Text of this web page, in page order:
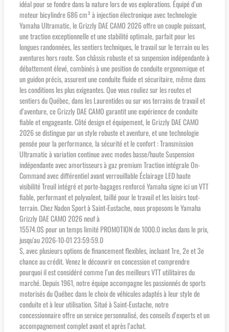
idéal pour se fondre dans la nature lors de vos explorations. Équipé d’un
moteur bicylindre 686 cm³ à injection électronique avec technologie
Yamaha Ultramatic, le Grizzly DAE CAMO 2026 offre un couple puissant,
une traction exceptionnelle et une stabilité optimale, parfait pour les
longues randonnées, les sentiers techniques, le travail sur le terrain ou les
aventures hors route. Son châssis robuste et sa suspension indépendante à
débattement élevé, combinés à une position de conduite ergonomique et
un guidon précis, assurent une conduite fluide et sécuritaire, même dans
les conditions les plus exigeantes. Que vous rouliez sur les routes et
sentiers du Québec, dans les Laurentides ou sur vos terrains de travail et
d’aventure, ce Grizzly DAE CAMO garantit une expérience de conduite
fiable et engageante. Côté design et équipement, le Grizzly DAE CAMO
2026 se distingue par un style robuste et aventure, et une technologie
pensée pour la performance, la sécurité et le confort : Transmission
Ultramatic à variation continue avec modes basse/haute Suspension
indépendante avec amortisseurs à gaz premium Traction intégrale On-
Command avec différentiel avant verrouillable Éclairage LED haute
visibilité Treuil intégré et porte-bagages renforcé Yamaha signe ici un VTT
fiable, performant et polyvalent, taillé pour le travail et les loisirs tout-
terrain. Chez Nadon Sport à Saint-Eustache, nous proposons le Yamaha
Grizzly DAE CAMO 2026 neuf à
15574.0$ pour un temps limité PROMOTION de 1000.0 inclus dans le prix,
jusqu'au 2026-10-01 23:59:59.0
$, avec plusieurs options de financement flexibles, incluant 1re, 2e et 3e
chance au crédit. Venez le découvrir en concession et comprendre
pourquoi il est considéré comme l’un des meilleurs VTT utilitaires du
marché. Depuis 1961, notre équipe accompagne les passionnés de sports
motorisés du Québec dans le choix de véhicules adaptés à leur style de
conduite et à leur utilisation. Situé à Saint-Eustache, notre
concessionnaire offre un service personnalisé, des conseils d’experts et un
accompagnement complet avant et après l’achat.